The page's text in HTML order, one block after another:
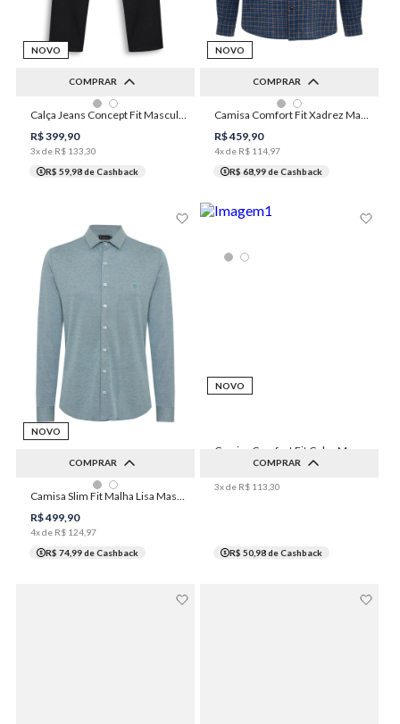
NOVO
COMPRAR
36 40 44
46
R$399 90
3x de R$ 133 30
R$ 59,98de Cashback
NOVO
COMPRAR
4 5
R$459 90
4x de R$ 114 97
R$ 68,99de Cashback
NOVO
COMPRAR
1 2 3 4 5
Camisa Slim Fit Malha Lisa Masculina Individual
R$499,90
4x de R$ 124,97
R$ 74,99de Cashback
NOVO
COMPRAR
2 3
3x de R$ 113 30
R$ 50,98de Cashback